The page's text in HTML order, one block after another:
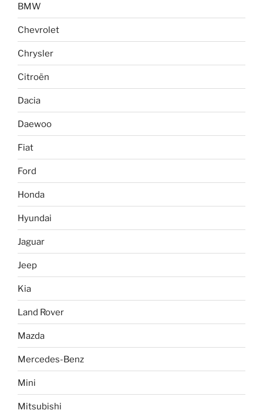
BMW
Chevrolet
Chrysler
Citroën
Dacia
Daewoo
Fiat
Ford
Honda
Hyundai
Jaguar
Jeep
Kia
Land Rover
Mazda
Mercedes-Benz
Mini
Mitsubishi